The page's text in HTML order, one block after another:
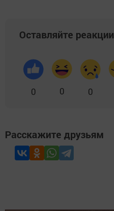
Оставляйте реакции
0 0 0
Расскажите друзьям